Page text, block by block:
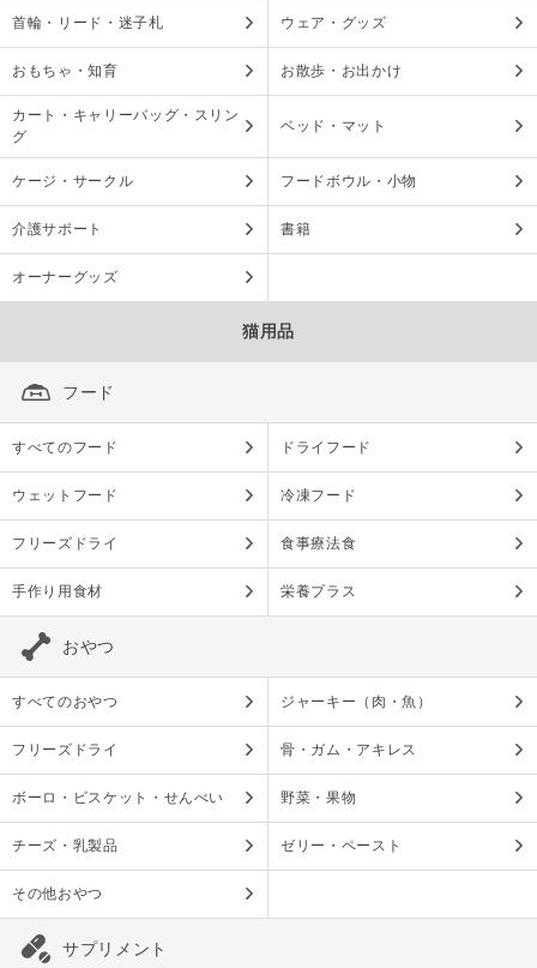
首輪・リード・迷子札 ウェア・グッズ
おもちゃ・知育 お散歩・お出かけ
カート・キャリーバッグ・スリン
グ
ベッド・マット
ケージ・サークル フードボウル・小物
介護サポート 書籍
オーナーグッズ
猫用品
フード
すべてのフード ドライフード
ウェットフード 冷凍フード
フリーズドライ 食事療法食
手作り用食材 栄養プラス
おやつ
すべてのおやつ ジャーキー（肉・魚）
フリーズドライ 骨・ガム・アキレス
ボーロ・ビスケット・せんべい 野菜・果物
チーズ・乳製品 ゼリー・ペースト
その他おやつ
サプリメント